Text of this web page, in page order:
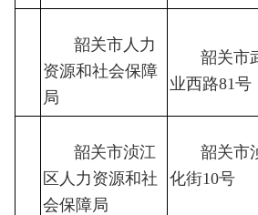
1
韶关市人力
资源和社会保障
局
韶关市
业西路81号
2
韶关市浈江
区人力资源和社
会保障局
韶关市
化街10号